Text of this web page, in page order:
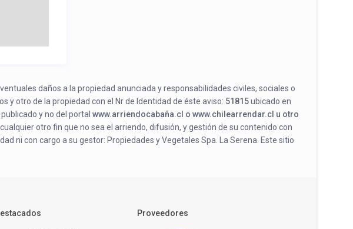
daños a la propiedad anunciada y responsabilidades civiles, sociales o
otro de la propiedad con el Nr de Identidad de éste aviso: 51815ubicado en
y no del portal www.arriendocabaña.cl o www.chilearrendar.cl u otro
otro fin que no sea el arriendo, difusión, y gestión de su contenido con
ni con cargo a su gestor: Propiedades y Vegetales Spa. La Serena. Este sitio
Proveedores